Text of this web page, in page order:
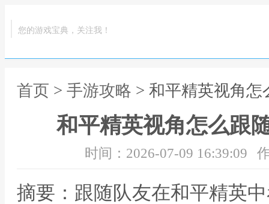
您的游戏宝典，关注我！
首页 > 手游攻略 > 和平精英视角
和平精英视角怎么跟
时间：2026-07-09 16:39:09
摘要：跟随队友在和平精英